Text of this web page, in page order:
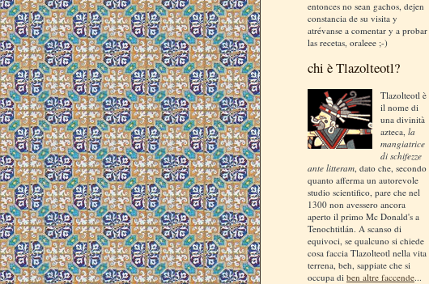
entonces no sean gachos, dejen
constancia de su visita y
atrévanse a comentar y a probar
las recetas, oraleee ;-)
chi è Tlazolteotl?
Tlazolteotl è
il nome di
una divinità
azteca, la
mangiatrice
di schifezze
ante litteram , dato che, secondo
quanto afferma un autorevole
studio scientifico, pare che nel
1300 non avessero ancora
aperto il primo Mc Donald's a
Tenochtitlán. A scanso di
equivoci, se qualcuno si chiede
cosa faccia Tlazolteotl nella vita
terrena, beh, sappiate che si
occupa di ben altre faccende...